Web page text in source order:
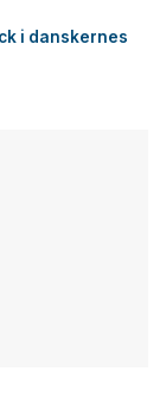
i danskernes